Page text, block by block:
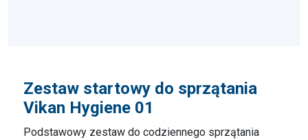
Zestaw startowy do sprzątania
Vikan Hygiene 01
Podstawowy zestaw do codziennego sprzątania